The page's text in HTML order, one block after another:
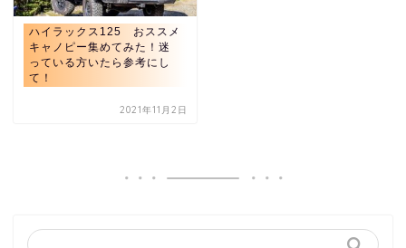
ハイラックス125 おススメ
キャノピー集めてみた！迷
っている方いたら参考にし
て！
2021年11月2日